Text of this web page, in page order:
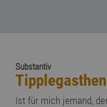
Substantiv
Ist für mich jemand,